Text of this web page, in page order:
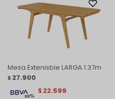
Mesa Extenisble LARGA 1.37m
$ 27.900
$ 22.599